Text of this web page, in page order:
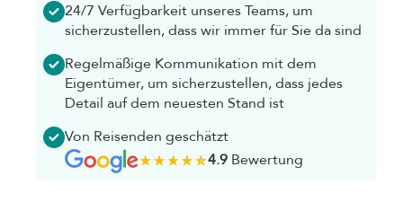
24/7 Verfügbarkeit unseres Teams, um
sicherzustellen, dass wir immer für Sie da sind
Regelmäßige Kommunikation mit dem
Eigentümer, um sicherzustellen, dass jedes
Detail auf dem neuesten Stand ist
Von Reisenden geschätzt
4.9Bewertung